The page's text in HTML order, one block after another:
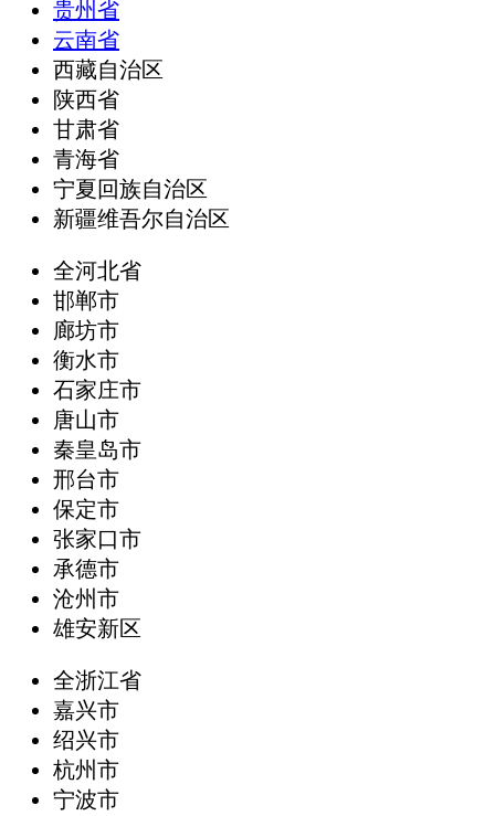
贵州省
云南省
西藏自治区
陕西省
甘肃省
青海省
宁夏回族自治区
新疆维吾尔自治区
全河北省
邯郸市
廊坊市
衡水市
石家庄市
唐山市
秦皇岛市
邢台市
保定市
张家口市
承德市
沧州市
雄安新区
全浙江省
嘉兴市
绍兴市
杭州市
宁波市